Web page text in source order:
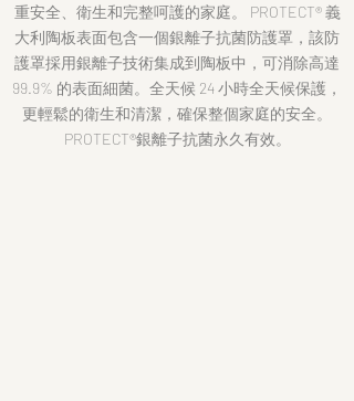
重安全、衛生和完整呵護的家庭。 PROTECT® 義
大利陶板表面包含一個銀離子抗菌防護罩，該防
護罩採用銀離子技術集成到陶板中，可消除高達
99.9% 的表面細菌。全天候 24 小時全天候保護，
更輕鬆的衛生和清潔，確保整個家庭的安全。
PROTECT®銀離子抗菌永久有效。